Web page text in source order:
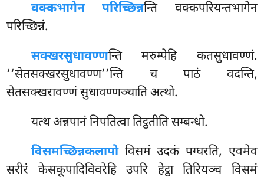
वक्कभागेन परिच्छिन्नन्ति वक्कपरियन्तभागेन
परिच्छिन्नं.
सक्खरसुधावण्णन्ति मरुम्पेहि कतसुधावण्णं.
‘‘सेतसक्खरसुधावण्ण’’न्ति च पाठं वदन्ति,
सेतसक्खरावण्णं सुधावण्णञ्चाति अत्थो.
यत्थ अन्नपानं निपतित्वा तिट्ठतीति सम्बन्धो.
विसमच्छिन्नकलापोविसमं उदकं पग्घरति, एवमेव
सरीरं केसकूपादिविवरेहि उपरि हेट्ठा तिरियञ्च विसमं